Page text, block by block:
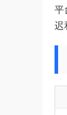
平
迟